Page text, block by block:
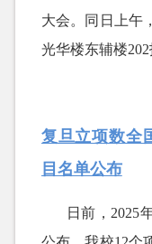
大会。同日上午
光华楼东辅楼202
复旦立项数全
目名单公布
日前， 2025